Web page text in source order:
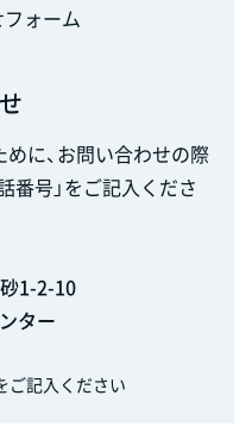
ォーム
に、お問い合わせの際
話番号」をご記入くださ
1-2-10
ター
記入ください